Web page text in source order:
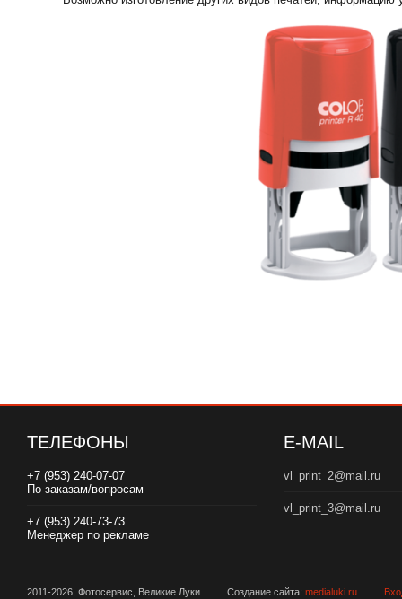
ТЕЛЕФОНЫ
+7 (953) 240-07-07
По заказам/вопросам
+7 (953) 240-73-73
Менеджер по рекламе
E-MAIL
vl_print_2@mail.ru
vl_print_3@mail.ru
2011-2026, Фотосервис, Великие Луки Создание сайта: medialuki.ru